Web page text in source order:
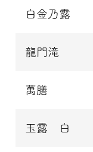
白金乃露
龍門滝
萬膳
玉露 白